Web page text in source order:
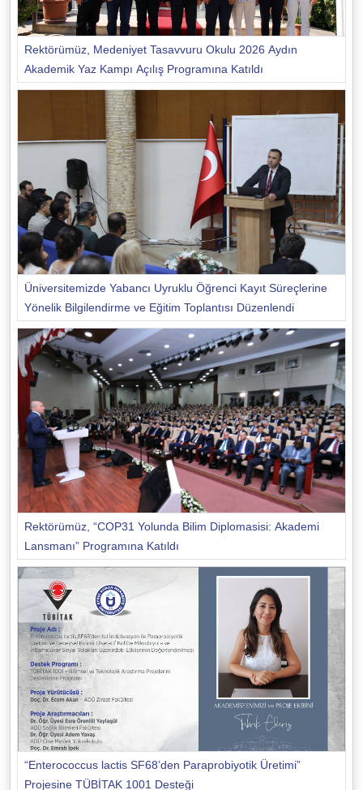
Rektörümüz, Medeniyet Tasavvuru Okulu 2026 Aydın
Akademik Yaz Kampı Açılış Programına Katıldı
Üniversitemizde Yabancı Uyruklu Öğrenci Kayıt Süreçlerine
Yönelik Bilgilendirme ve Eğitim Toplantısı Düzenlendi
Rektörümüz, “COP31 Yolunda Bilim Diplomasisi: Akademi
Lansmanı” Programına Katıldı
“Enterococcus lactis SF68’den Paraprobiyotik Üretimi”
Projesine TÜBİTAK 1001 Desteği